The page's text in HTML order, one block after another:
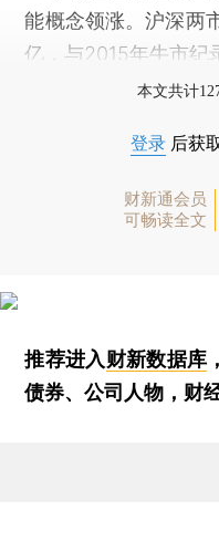
能概念领涨。沪深两
亿，与2015年牛市纪
本文共计
登录 后获
财新通会员
可畅读全文
推荐进入财新数据库
债券、公司人物，财